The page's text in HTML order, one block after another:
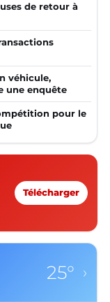
de retour à
véhicule,
une enquête
pour le
Télécharger
25° ›